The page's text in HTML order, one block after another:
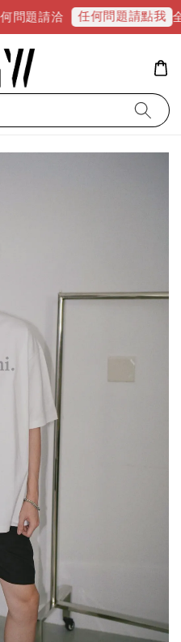
任何問題請點我 全館滿3000